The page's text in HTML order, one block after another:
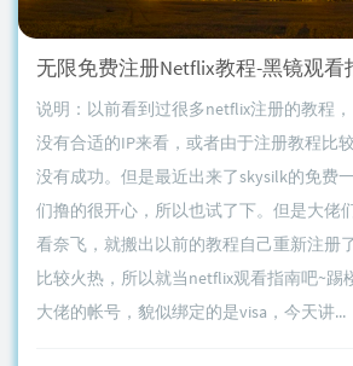
说明：以前看到过很多netflix注册的教程
没有合适的IP来看，或者由于注册教程比
没有成功。但是最近出来了skysilk的免费
们撸的很开心，所以也试了下。但是大佬
看奈飞，就搬出以前的教程自己重新注册
比较火热，所以就当netflix观看指南吧~踢
大佬的帐号，貌似绑定的是visa，今天讲...